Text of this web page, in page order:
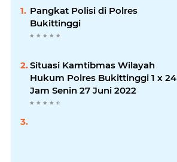
Pangkat Polisi di Polres
Bukittinggi
Situasi Kamtibmas Wilayah
Hukum Polres Bukittinggi 1 x 24
Jam Senin 27 Juni 2022